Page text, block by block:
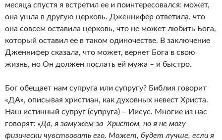
месяца спустя я встретил ее и поинтересовался: может,
она ушла в другую церковь. Дженнифер ответила, что
она совсем оставила церковь, что не может любить Бога,
который оставил ее в таком одиночестве. В заключение
Дженнифер сказала, что может, вернет Бога в свою
жизнь, но Он должен послать ей мужа – и быстро.
Бог обещает нам супруга или супругу? Библия говорит
«ДА», описывая христиан, как духовных невест Христа.
Наш истинный супруг (супруга) – Иисус. Многие из нас
говорят: «Да, я замужем за Христом, но я не могу
физически чувствовать его. Может, будет лучше, если я